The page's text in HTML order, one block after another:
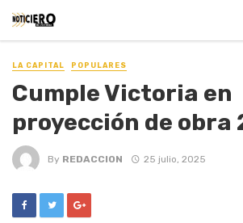
LA CAPITAL POPULARES
Cumple Victoria en
proyección de obra
By REDACCION 25 julio, 2025